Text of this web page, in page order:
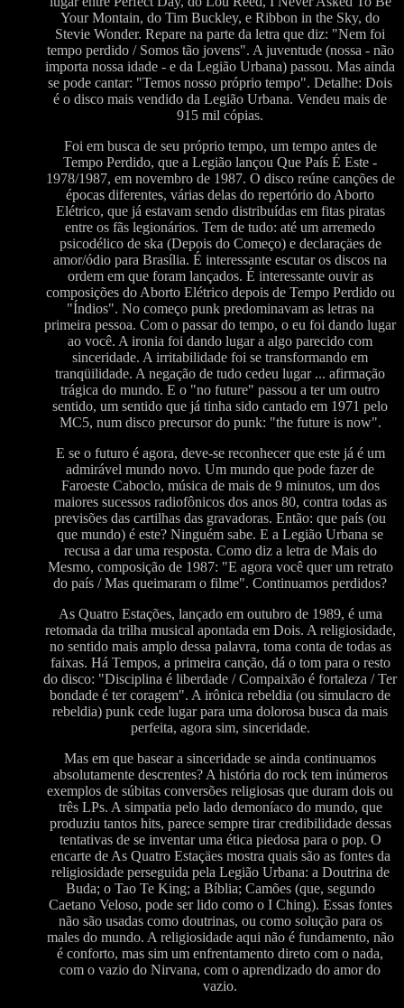
Your Montain, do Tim Buckley, e Ribbon in the Sky, do
Stevie Wonder. Repare na parte da letra que diz: "Nem foi
tempo perdido / Somos tão jovens". A juventude (nossa - não
importa nossa idade - e da Legião Urbana) passou. Mas ainda
se pode cantar: "Temos nosso próprio tempo". Detalhe: Dois
é o disco mais vendido da Legião Urbana. Vendeu mais de
915 mil cópias.
Foi em busca de seu próprio tempo, um tempo antes de
Tempo Perdido, que a Legião lançou Que País É Este -
1978/1987, em novembro de 1987. O disco reúne canções de
épocas diferentes, várias delas do repertório do Aborto
Elétrico, que já estavam sendo distribuídas em fitas piratas
entre os fãs legionários. Tem de tudo: até um arremedo
psicodélico de ska (Depois do Começo) e declaraçäes de
amor/ódio para Brasília. É interessante escutar os discos na
ordem em que foram lançados. É interessante ouvir as
composições do Aborto Elétrico depois de Tempo Perdido ou
"Índios". No começo punk predominavam as letras na
primeira pessoa. Com o passar do tempo, o eu foi dando lugar
ao você. A ironia foi dando lugar a algo parecido com
sinceridade. A irritabilidade foi se transformando em
tranqüilidade. A negação de tudo cedeu lugar ... afirmação
trágica do mundo. E o "no future" passou a ter um outro
sentido, um sentido que já tinha sido cantado em 1971 pelo
MC5, num disco precursor do punk: "the future is now".
E se o futuro é agora, deve-se reconhecer que este já é um
admirável mundo novo. Um mundo que pode fazer de
Faroeste Caboclo, música de mais de 9 minutos, um dos
maiores sucessos radiofônicos dos anos 80, contra todas as
previsões das cartilhas das gravadoras. Então: que país (ou
que mundo) é este? Ninguém sabe. E a Legião Urbana se
recusa a dar uma resposta. Como diz a letra de Mais do
Mesmo, composição de 1987: "E agora você quer um retrato
do país / Mas queimaram o filme". Continuamos perdidos?
As Quatro Estações, lançado em outubro de 1989, é uma
retomada da trilha musical apontada em Dois. A religiosidade,
no sentido mais amplo dessa palavra, toma conta de todas as
faixas. Há Tempos, a primeira canção, dá o tom para o resto
do disco: "Disciplina é liberdade / Compaixão é fortaleza / Ter
bondade é ter coragem". A irônica rebeldia (ou simulacro de
rebeldia) punk cede lugar para uma dolorosa busca da mais
perfeita, agora sim, sinceridade.
Mas em que basear a sinceridade se ainda continuamos
absolutamente descrentes? A história do rock tem inúmeros
exemplos de súbitas conversões religiosas que duram dois ou
três LPs. A simpatia pelo lado demoníaco do mundo, que
produziu tantos hits, parece sempre tirar credibilidade dessas
tentativas de se inventar uma ética piedosa para o pop. O
encarte de As Quatro Estaçäes mostra quais são as fontes da
religiosidade perseguida pela Legião Urbana: a Doutrina de
Buda; o Tao Te King; a Bíblia; Camões (que, segundo
Caetano Veloso, pode ser lido como o I Ching). Essas fontes
não são usadas como doutrinas, ou como solução para os
males do mundo. A religiosidade aqui não é fundamento, não
é conforto, mas sim um enfrentamento direto com o nada,
com o vazio do Nirvana, com o aprendizado do amor do
vazio.